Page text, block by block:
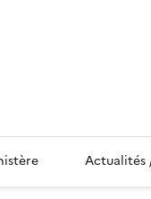
Actualités